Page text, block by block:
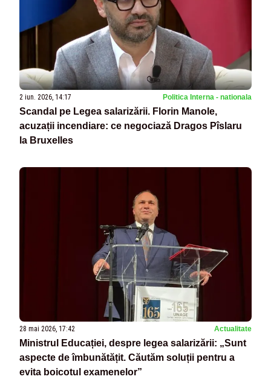
2 iun. 2026, 14:17 Politica Interna - nationala
Scandal pe Legea salarizării. Florin Manole,
acuzații incendiare: ce negociază Dragos Pîslaru
la Bruxelles
28 mai 2026, 17:42 Actualitate
Ministrul Educației, despre legea salarizării: „Sunt
aspecte de îmbunătățit. Căutăm soluții pentru a
evita boicotul examenelor”